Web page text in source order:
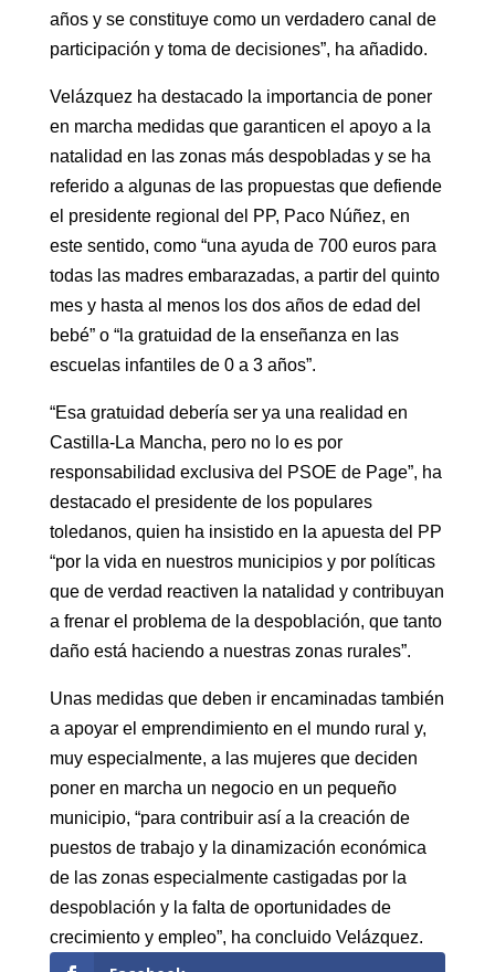
años y se constituye como un verdadero canal de
participación y toma de decisiones”, ha añadido.
Velázquez ha destacado la importancia de poner
en marcha medidas que garanticen el apoyo a la
natalidad en las zonas más despobladas y se ha
referido a algunas de las propuestas que defiende
el presidente regional del PP, Paco Núñez, en
este sentido, como “una ayuda de 700 euros para
todas las madres embarazadas, a partir del quinto
mes y hasta al menos los dos años de edad del
bebé” o “la gratuidad de la enseñanza en las
escuelas infantiles de 0 a 3 años”.
“Esa gratuidad debería ser ya una realidad en
Castilla-La Mancha, pero no lo es por
responsabilidad exclusiva del PSOE de Page”, ha
destacado el presidente de los populares
toledanos, quien ha insistido en la apuesta del PP
“por la vida en nuestros municipios y por políticas
que de verdad reactiven la natalidad y contribuyan
a frenar el problema de la despoblación, que tanto
daño está haciendo a nuestras zonas rurales”.
Unas medidas que deben ir encaminadas también
a apoyar el emprendimiento en el mundo rural y,
muy especialmente, a las mujeres que deciden
poner en marcha un negocio en un pequeño
municipio, “para contribuir así a la creación de
puestos de trabajo y la dinamización económica
de las zonas especialmente castigadas por la
despoblación y la falta de oportunidades de
crecimiento y empleo”, ha concluido Velázquez.